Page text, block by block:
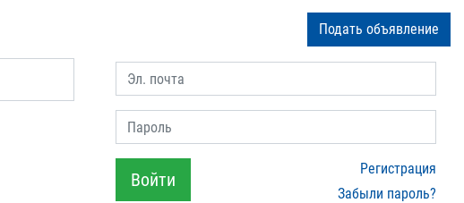
Подать объявление
Эл. почта
Пароль
Войти
Регистрация
Забыли пароль?